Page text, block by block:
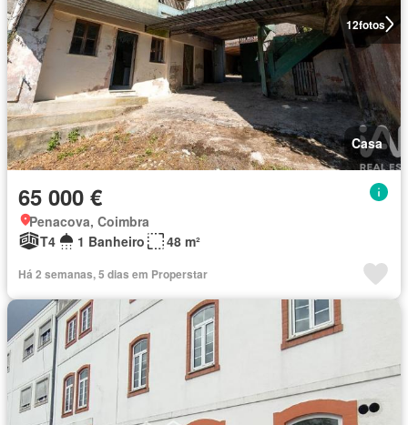
12fotos
Casa
65 000 €
Penacova, Coimbra
T4
1 Banheiro 48 m²
Há 2 semanas, 5 dias em Properstar